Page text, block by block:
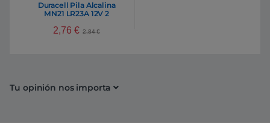
Duracell Pila Alcalina
MN21 LR23A 12V 2
2,76 € 2,84€
Tu opinión nos importa